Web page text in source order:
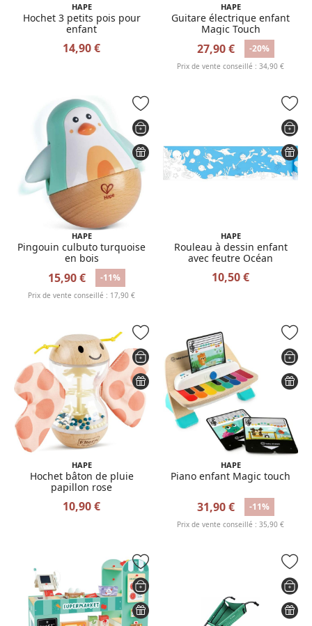
HAPE
Hochet 3 petits pois pour
enfant
14,90 €
HAPE
Guitare électrique enfant
Magic Touch
27,90 € -20%
Prix de vente conseillé : 34,90 €
HAPE
Pingouin culbuto turquoise
en bois
15,90 € -11%
Prix de vente conseillé : 17,90 €
HAPE
Rouleau à dessin enfant
avec feutre Océan
10,50 €
HAPE
Hochet bâton de pluie
papillon rose
10,90 €
HAPE
Piano enfant Magic touch
31,90 € -11%
Prix de vente conseillé : 35,90 €